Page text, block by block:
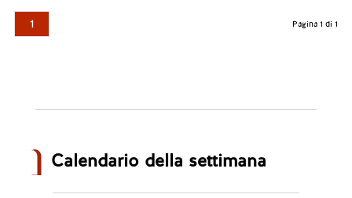
1 Pagina 1 di 1
Calendario della settimana